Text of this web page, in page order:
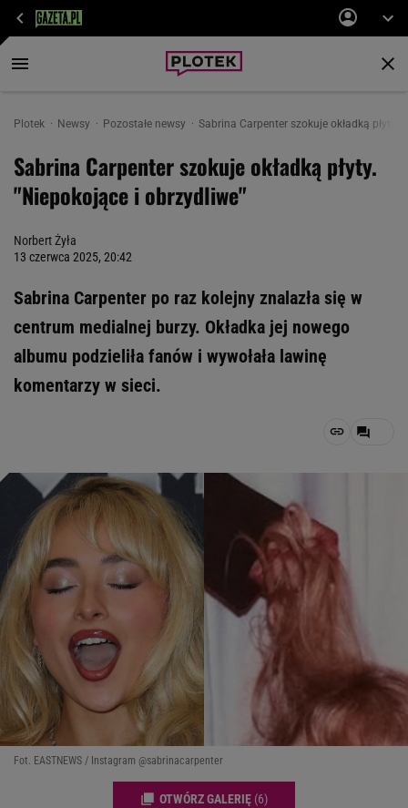
Plotek Newsy Pozostałe newsy Sabrina Carpenter szokuje okładką płyty.
Sabrina Carpenter szokuje okładką płyty.
"Niepokojące i obrzydliwe"
Norbert Żyła
13 czerwca 2025, 20:42
Sabrina Carpenter po raz kolejny znalazła się w
centrum medialnej burzy. Okładka jej nowego
albumu podzieliła fanów i wywołała lawinę
komentarzy w sieci.
Fot. EASTNEWS / Instagram @sabrinacarpenter
OTWÓRZ GALERIĘ (6)